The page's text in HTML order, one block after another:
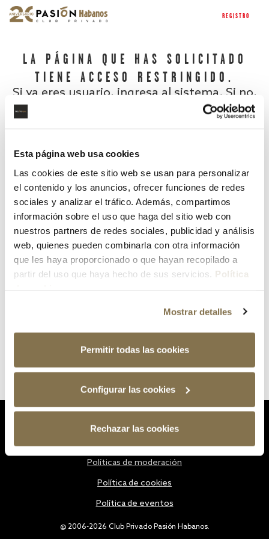
Esta página web usa cookies
Las cookies de este sitio web se usan para personalizar
el contenido y los anuncios, ofrecer funciones de redes
sociales y analizar el tráfico. Además, compartimos
información sobre el uso que haga del sitio web con
nuestros partners de redes sociales, publicidad y análisis
web, quienes pueden combinarla con otra información
que les haya proporcionado o que hayan recopilado a
partir del uso que haya hecho de sus servicios. Política
Mostrar detalles
Permitir todas las cookies
Configurar las cookies
Rechazar las cookies
REGISTRO
LA PÁGINA QUE HAS SOLICITADO
TIENE ACCESO RESTRINGIDO.
Si ya eres usuario, ingresa al sistema. Si no,
¿Has olvidado tu contraseña?
@ 2006-2026 Club Privado Pasión Habanos.
Políticas de moderación
Política de cookies
Política de eventos